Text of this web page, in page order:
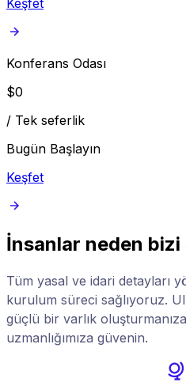
Keşfet
Konferans Odası
$0
/ Tek seferlik
Bugün Başlayın
Keşfet
İnsanlar neden
Tüm yasal ve idari detayları
kurulum süreci sağlıyoruz.
güçlü bir varlık
uzmanlığımıza güvenin.